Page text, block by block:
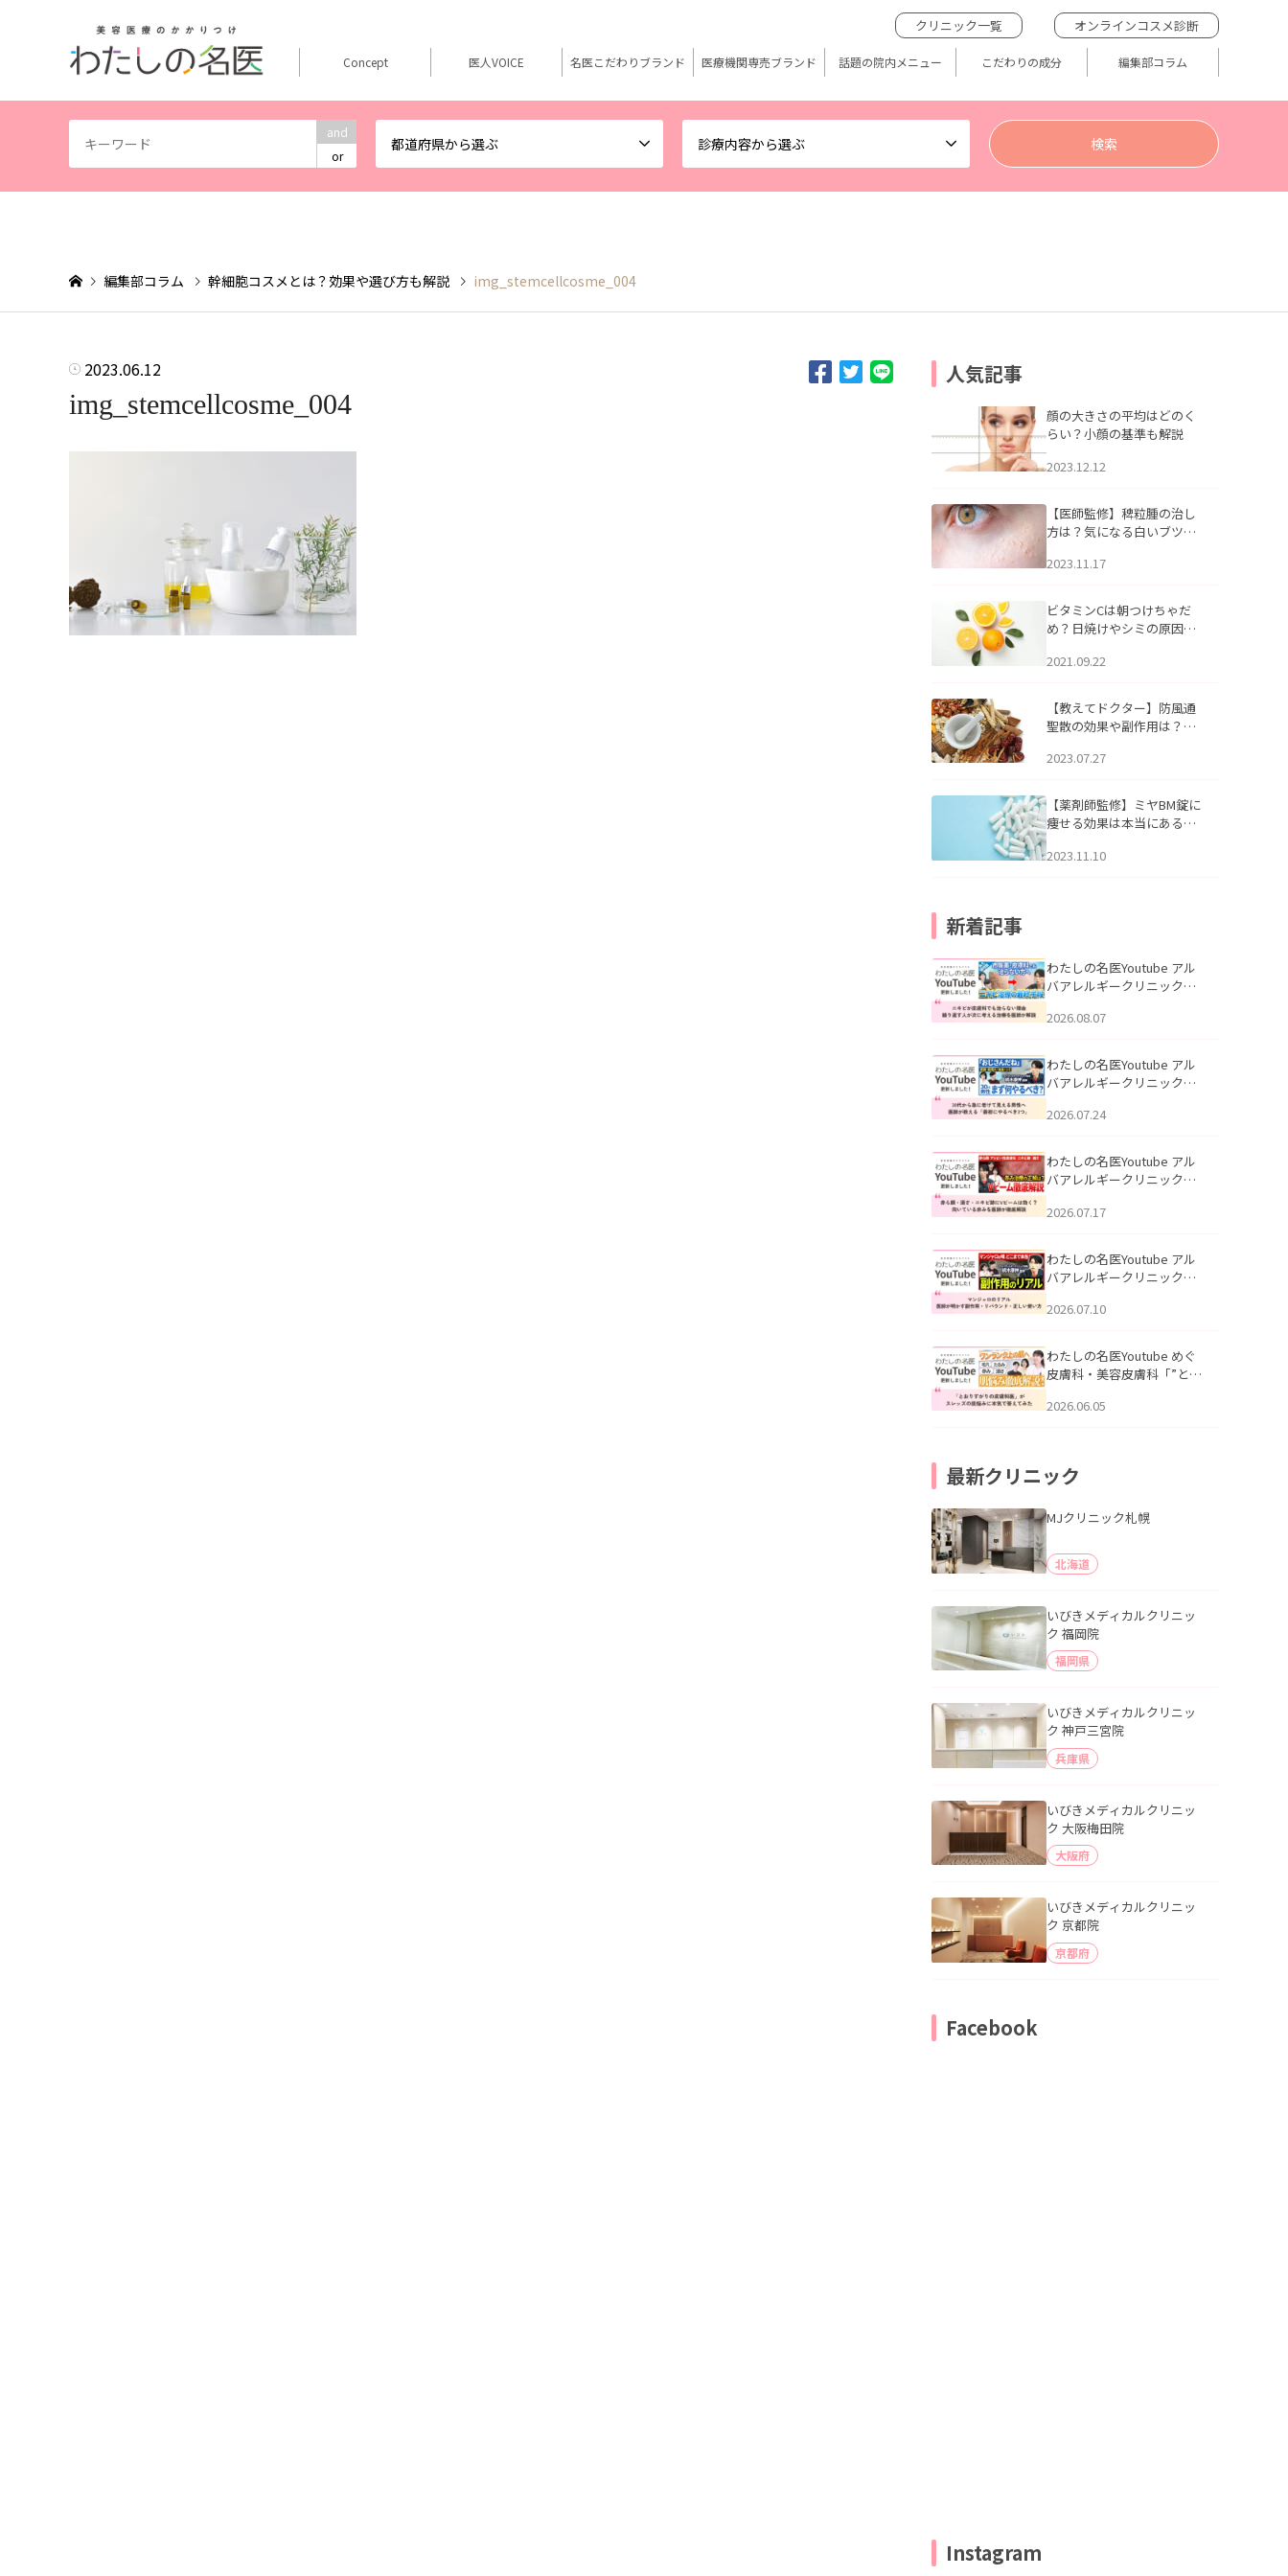
and
or
都道府県から選ぶ 診療内容から選ぶ
クリニック一覧 オンラインコスメ診断
Concept 医人VOICE 名医こだわりブランド 医療機関専売ブランド 話題の院内メニュー こだわりの成分 編集部コラム
編集部コラム 幹細胞コスメとは？効果や選び方も解説 img_stemcellcosme_004
2023.06.12
img_stemcellcosme_004
人気記事
顔の大きさの平均はどのく
らい？小顔の基準も解説
2023.12.12
【医師監修】稗粒腫の治し
方は？気になる白いブツブ
アについて
2023.11.17
ビタミンCは朝つけちゃだ
め？日焼けやシミの原因に
2021.09.22
【教えてドクター】防風通
聖散の効果や副作用は？長
2023.07.27
【薬剤師監修】ミヤBM錠に
痩せる効果は本当にある
2023.11.10
新着記事
わたしの名医Youtube アル
バアレルギークリニック札
らない理由｜繰り返す人が
説」を公開いたしました。
2026.08.07
わたしの名医Youtube アル
バアレルギークリニック札
える男性へ｜医師が教える
公開いたしました。
2026.07.24
わたしの名医Youtube アル
バアレルギークリニック札
跡にVビームは効く？向いて
説」を公開いたしました。
2026.07.17
わたしの名医Youtube アル
バアレルギークリニック札
医師が明かす副作用・リバ
公開いたしました。
2026.07.10
わたしの名医Youtube めぐ
皮膚科・美容皮膚科「”とお
ッズの肌悩みに本気で答え
2026.06.05
最新クリニック
MJクリニック札幌
北海道
いびきメディカルクリニッ
ク 福岡院
福岡県
いびきメディカルクリニッ
ク 神戸三宮院
兵庫県
いびきメディカルクリニッ
ク 大阪梅田院
大阪府
いびきメディカルクリニッ
ク 京都院
京都府
Facebook
Instagram